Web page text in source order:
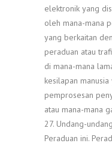
elektronik yang
oleh mana-mana
yang berkaitan
peraduan atau
di mana-mana
kesilapan
pemprosesan
atau mana-mana
27. Undang-
Peraduan ini.